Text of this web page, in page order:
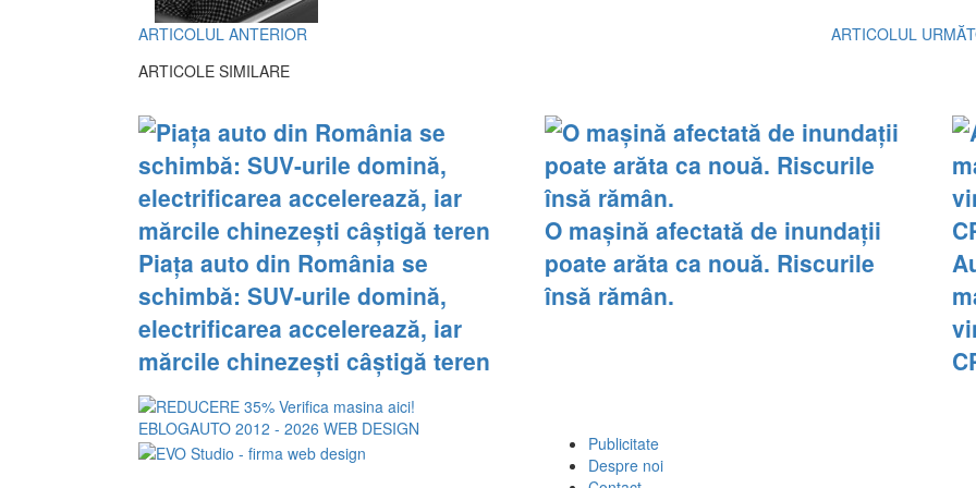
ARTICOLUL ANTERIOR
ARTICOLUL
ARTICOLE SIMILARE
Piața auto din România se
schimbă: SUV-urile domină,
electrificarea accelerează, iar
mărcile chinezești câștigă teren
O mașină afectată de inundații
poate arăta ca nouă. Riscurile
însă rămân.
EBLOGAUTO 2012 - 2026 WEB DESIGN
Publicitate
Despre noi